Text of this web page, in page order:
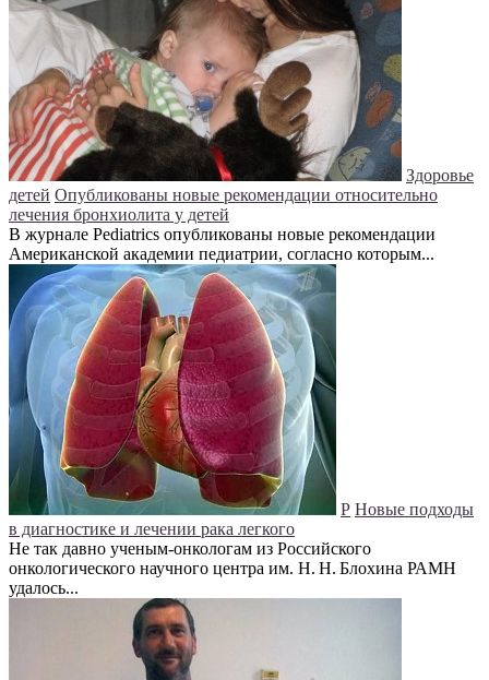
Здоровье
детей Опубликованы новые рекомендации относительно
лечения бронхиолита у детей
В журнале Pediatrics опубликованы новые рекомендации
Американской академии педиатрии, согласно которым...
Р Новые подходы
в диагностике и лечении рака легкого
Не так давно ученым-онкологам из Российского
онкологического научного центра им. Н. Н. Блохина РАМН
удалось...